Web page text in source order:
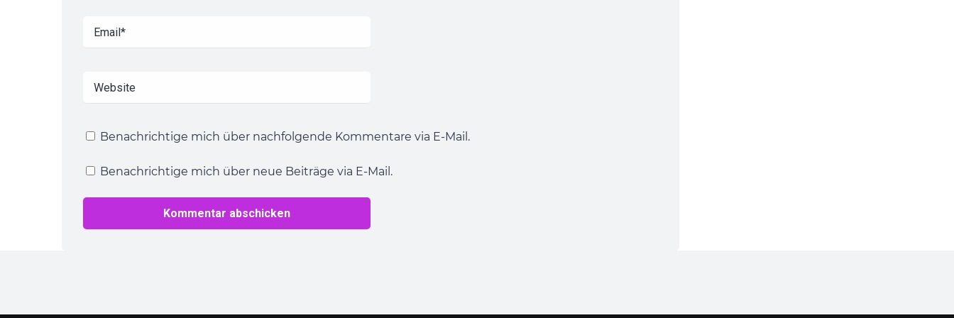
Benachrichtige mich über nachfolgende Kommentare via E-Mail.
Benachrichtige mich über neue Beiträge via E-Mail.